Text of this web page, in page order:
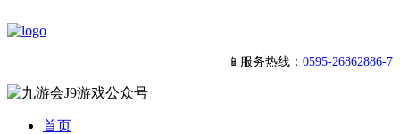
📱服务热线： 0595-26862886-7
首页